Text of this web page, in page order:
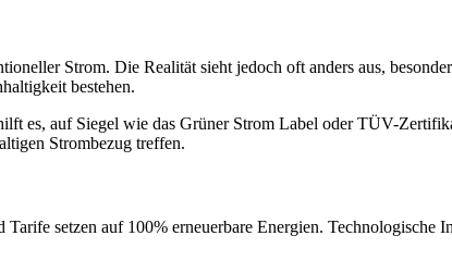
Strom. Die Realität sieht jedoch oft anders aus,
bestehen.
es, auf Siegel wie das Grüner Strom Label oder TÜV-
Strombezug treffen.
setzen auf 100% erneuerbare Energien. Technologische